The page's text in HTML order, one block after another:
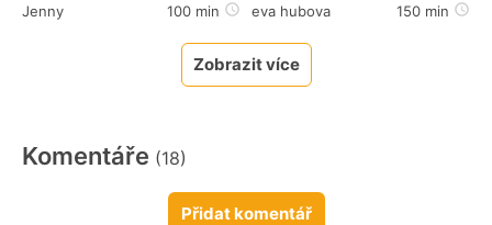
Jenny
100 min
eva hubova
150 min
Zobrazit více
Komentáře (18)
Přidat komentář